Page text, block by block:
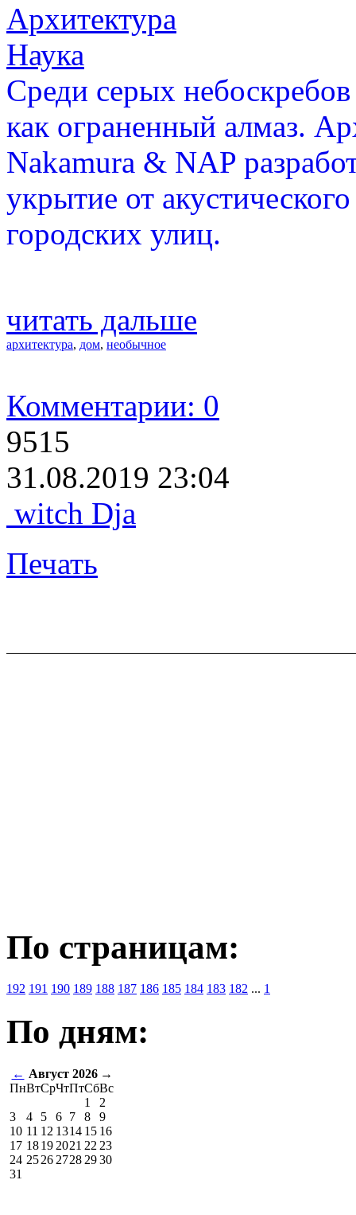
Архитектура
Наука
Среди серых
как ограненный алмаз.
Nakamura & NAP
укрытие от
городских улиц.
читать дальше
архитектура, дом, необычное
Комментарии: 0
9515
31.08.2019 23:04
witch Dja
Печать
По страницам:
192 191 190 189 188 187 186 185 184 183 182 ... 1
По дням:
← Август 2026 →
ПнВтСрЧтПтСбВс
1
2
3
4 5 6 7 8
9
10 11 12 1314 15 16
17 1819 2021 22 23
24 2526 2728 2930
31